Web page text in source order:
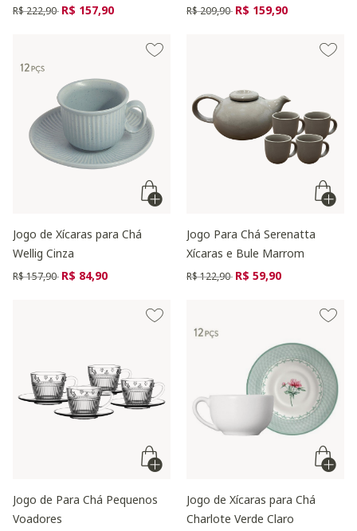
Preço reduzido de
R$ 222,90 para
R$ 157,90 Preço reduzido de
R$ 209,90 para
R$ 159,90
Jogo de Xícaras para Chá
Wellig Cinza
Preço reduzido de
R$ 157,90 para
R$ 84,90
Jogo Para Chá Serenatta
Xícaras e Bule Marrom
Preço reduzido de
R$ 122,90 para
R$ 59,90
Jogo de Para Chá Pequenos
Voadores
Jogo de Xícaras para Chá
Charlote Verde Claro